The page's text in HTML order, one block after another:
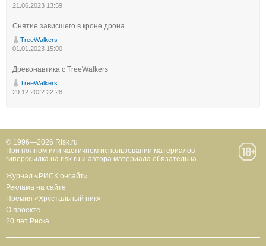
21.06.2023 13:59
Снятие зависшего в кроне дрона
TreeWalkers
01.01.2023 15:00
Древонавтика с TreeWalkers
TreeWalkers
29.12.2022 22:28
© 1996—2026 Risk.ru
При полном или частичном использовании материалов
гиперссылка на risk.ru и автора материала обязательна.
Журнал «РИСК онсайт»
Реклама на сайте
Премия «Хрустальный пик»
О проекте
20 лет Риска